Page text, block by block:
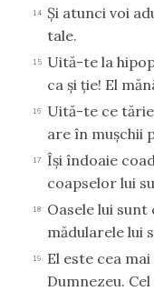
14
Şi atunci voi
tale.
15
Uită-te la
ca şi ţie! El
16
Uită-te ce
are în muşchii
17
Îşi îndoaie
coapselor lui
18
Oasele lui sunt
mădularele lui
19
El este cea
Dumnezeu.